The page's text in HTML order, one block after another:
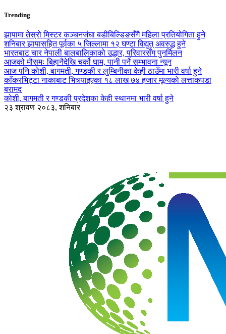
Trending
झापामा तेस्रो मिस्टर कञ्चनजंघा बडीबिल्डिङसँगै महिला प्रतियोगिता हुने
शनिबार झापासहित पूर्वका ५ जिल्लामा १२ घण्टा विद्युत् अवरुद्ध हुने
भारतबाट चार नेपाली बालबालिकाको उद्धार, परिवारसँग पुनर्मिलन
आजको मौसमः बिहानैदेखि चर्को घाम, पानी पर्ने सम्भावना न्यून
आज पनि कोशी, बागमती, गण्डकी र लुम्बिनीका केही ठाउँमा भारी वर्षा हुने
काँकरभिट्टा नाकाबाट भित्र्याइएका १८ लाख ७४ हजार मूल्यकाे लत्ताकपडा
बरामद
कोशी, बागमती र गण्डकी प्रदेशका केही स्थानमा भारी वर्षा हुने
२३ श्रावण २०८३, शनिबार